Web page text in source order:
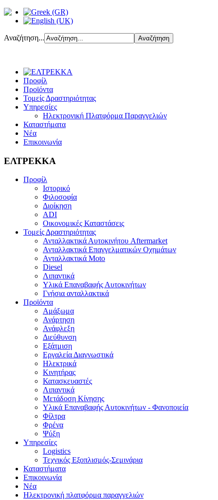
Αναζήτηση...
Προφίλ
Προϊόντα
Τομείς Δραστηριότητας
Υπηρεσίες
Ηλεκτρονική Πλατφόρμα Παραγγελιών
Καταστήματα
Νέα
Επικοινωνία
ΕΛΤΡΕΚΚΑ
Προφίλ
Ιστορικό
Φιλοσοφία
Διοίκηση
ADI
Οικονομικές Καταστάσεις
Τομείς Δραστηριότητας
Ανταλλακτικά Αυτοκινήτου Aftermarket
Ανταλλακτικά Επαγγελματικών Οχημάτων
Ανταλλακτικά Moto
Diesel
Λιπαντικά
Υλικά Επαναβαφής Αυτοκινήτων
Γνήσια ανταλλακτικά
Προϊόντα
Αμάξωμα
Ανάρτηση
Ανάφλεξη
Διεύθυνση
Εξάτμιση
Εργαλεία Διαγνωστικά
Ηλεκτρικά
Κινητήρας
Κατασκευαστές
Λιπαντικά
Μετάδοση Κίνησης
Υλικά Επαναβαφής Αυτοκινήτων - Φανοποιεία
Φίλτρα
Φρένα
Ψύξη
Υπηρεσίες
Logistics
Τεχνικός Εξοπλισμός-Σεμινάρια
Καταστήματα
Επικοινωνία
Νέα
Ηλεκτρονική πλατφόρμα παραγγελιών